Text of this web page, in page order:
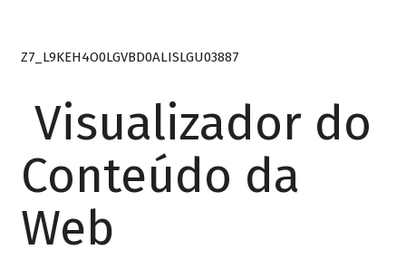
Z7_L9KEH4O0LGVBD0ALISLGU03887
Visualizador do
Conteúdo da
Web